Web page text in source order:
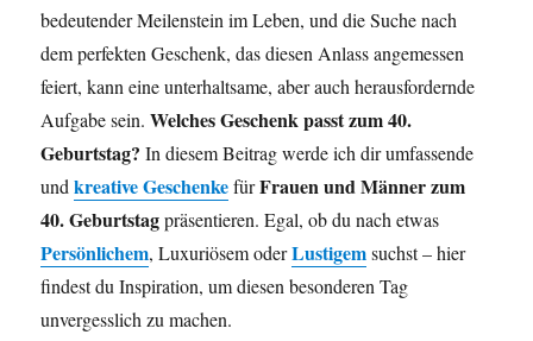
bedeutender Meilenstein im Leben, und die Suche nach
dem perfekten Geschenk, das diesen Anlass angemessen
feiert, kann eine unterhaltsame, aber auch herausfordernde
Aufgabe sein.Welches Geschenk passt zum 40.
Geburtstag? In diesem Beitrag werde ich dir umfassende
undkreative GeschenkefürFrauen und Männer zum
40. Geburtstagpräsentieren. Egal, ob du nach etwas
Persönlichem, Luxuriösem oderLustigemsuchst – hier
findest du Inspiration, um diesen besonderen Tag
unvergesslich zu machen.